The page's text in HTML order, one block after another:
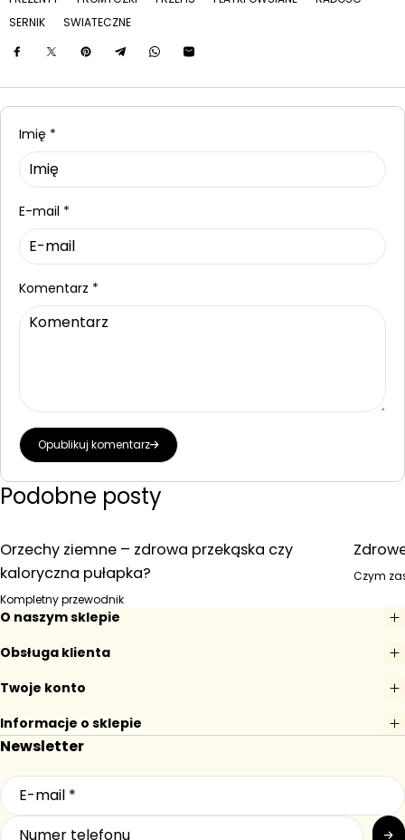
SERNIK
SWIATECZNE
Imię *
E-mail *
Komentarz *
Opublikuj komentarz
Podobne posty
Orzechy ziemne – zdrowa przekąska czy
kaloryczna pułapka?
Kompletny przewodnik
Czym
O naszym sklepie
Obsługa klienta
Twoje konto
Informacje o sklepie
Newsletter